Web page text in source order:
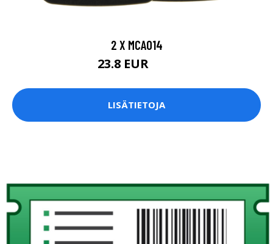
2 X MCA014
23.8 EUR
LISÄTIETOJA